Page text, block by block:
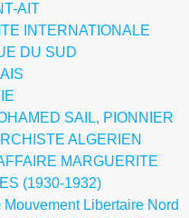
AIT
INTERNATIONALE
DU SUD
SAIL, PIONNIER
ALGERIEN
MARGUERITE
(1930-1932)
Mouvement Libertaire Nord